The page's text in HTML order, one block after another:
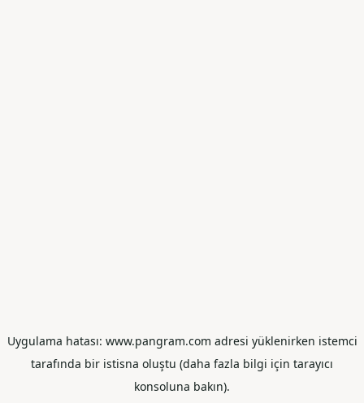
Uygulama hatası: www.pangram.com adresi yüklenirken istemci
tarafında bir istisna oluştu (daha fazla bilgi için tarayıcı
konsoluna bakın).